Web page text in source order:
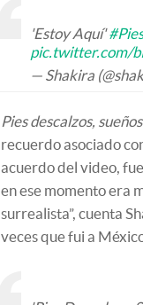
'Estoy Aquí'
pic.twitter.com/
— Shakira
Pies descalzos,
recuerdo asociado
acuerdo del video,
en ese momento era
surrealista”, cuenta
veces que fui a